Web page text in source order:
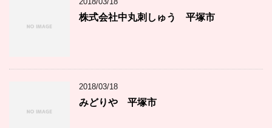
株式会社中丸刺しゅう 平塚市
2018/03/18
みどりや 平塚市